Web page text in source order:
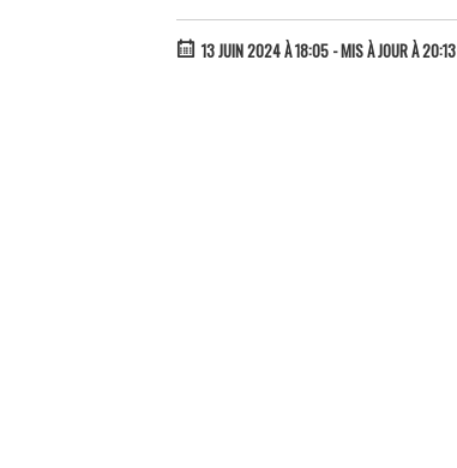
13 JUIN 2024 À 18:05 - MIS À JOUR À 20:13